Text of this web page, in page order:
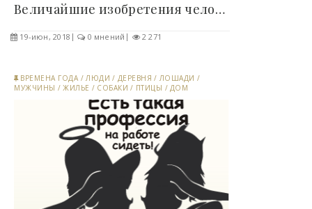
Величайшие изобретения человечества (11 фото)..
19-июн, 2018 0 мнений 2 271
ВРЕМЕНА ГОДА /ЛЮДИ / ДЕРЕВНЯ / ЛОШАДИ /
МУЖЧИНЫ /ЖИЛЬЕ / СОБАКИ / ПТИЦЫ / ДОМ